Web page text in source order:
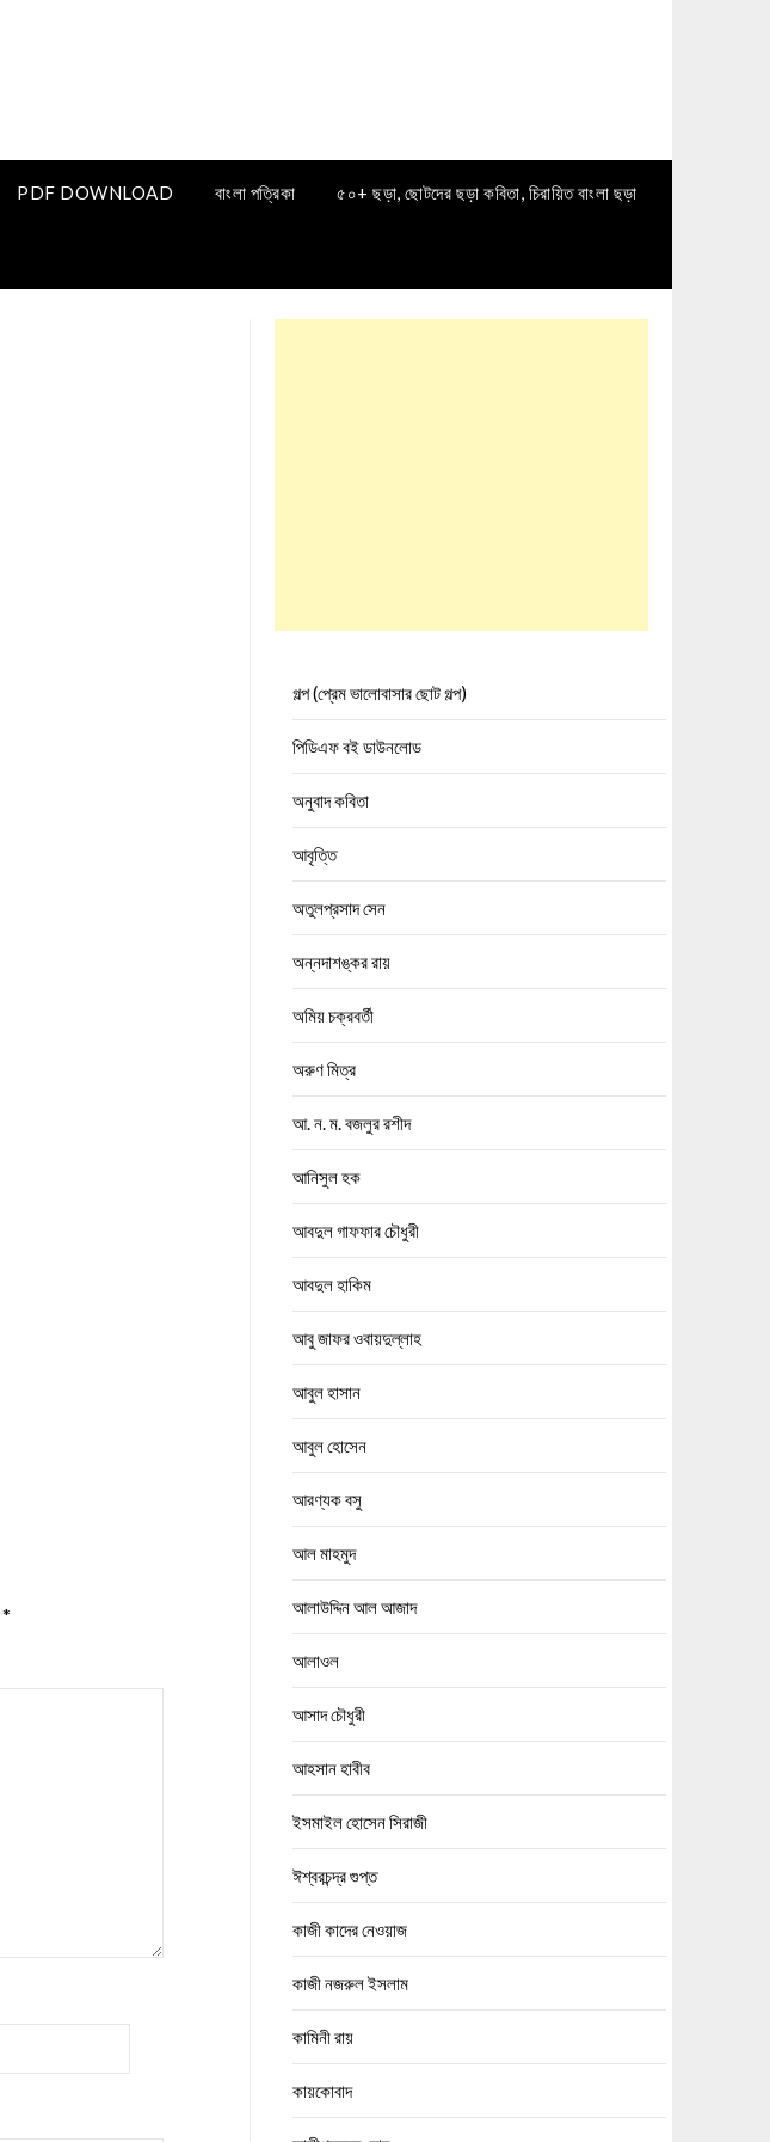
PDF DOWNLOAD বাংলা পত্রিকা ৫০+ ছড়া, ছোটদের ছড়া কবিতা, চিরায়িত বাংলা ছড়া
*
গল্প (প্রেম ভালোবাসার ছোট গল্প)
পিডিএফ বই ডাউনলোড
অনুবাদ কবিতা
আবৃত্তি
অতুলপ্রসাদ সেন
অন্নদাশঙ্কর রায়
অমিয় চক্রবর্তী
অরুণ মিত্র
আ. ন. ম. বজলুর রশীদ
আনিসুল হক
আবদুল গাফফার চৌধুরী
আবদুল হাকিম
আবু জাফর ওবায়দুল্লাহ
আবুল হাসান
আবুল হোসেন
আরণ্যক বসু
আল মাহমুদ
আলাউদ্দিন আল আজাদ
আলাওল
আসাদ চৌধুরী
আহসান হাবীব
ইসমাইল হোসেন সিরাজী
ঈশ্বরচন্দ্র গুপ্ত
কাজী কাদের নেওয়াজ
কাজী নজরুল ইসলাম
কামিনী রায়
কায়কোবাদ